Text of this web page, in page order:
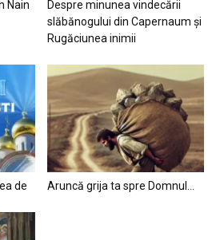
Nain
Despre minunea vindecării
slăbănogului din Capernaum și
Rugăciunea inimii
de
Aruncă grija ta spre Domnul…